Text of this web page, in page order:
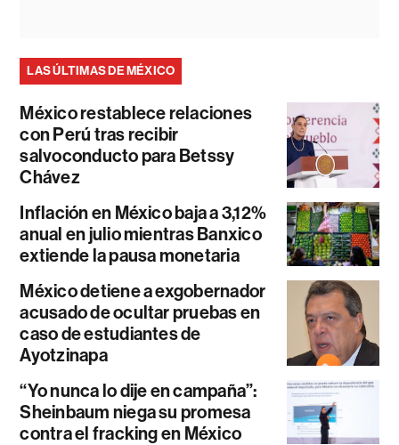
LAS ÚLTIMAS DE MÉXICO
México restablece relaciones
con Perú tras recibir
salvoconducto para Betssy
Chávez
Inflación en México baja a 3,12%
anual en julio mientras Banxico
extiende la pausa monetaria
México detiene a exgobernador
acusado de ocultar pruebas en
caso de estudiantes de
Ayotzinapa
“Yo nunca lo dije en campaña”:
Sheinbaum niega su promesa
contra el fracking en México